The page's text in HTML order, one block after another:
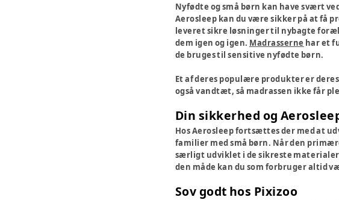
Nyfødte og små børn kan have svært
Aerosleep kan du være sikker på at få
leveret sikre løsninger til nybagte
dem igen og igen. Madrasserne har et
de bruges til sensitive nyfødte børn.
Et af deres populære produkter er deres
også vandtæt, så madrassen ikke får
Din sikkerhed og
Hos Aerosleep fortsættes der med at
familier med små børn. Når den
særligt udviklet i de sikreste
den måde kan du som forbruger altid
Sov godt hos Pixizoo